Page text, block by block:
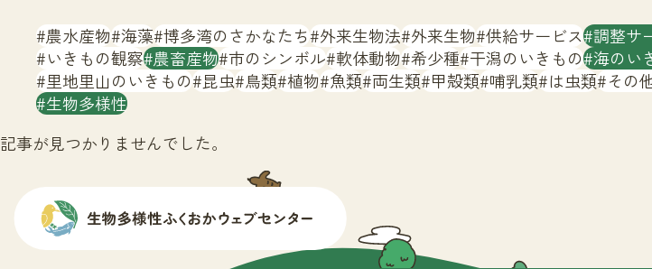
農水産物 海藻 博多湾のさかなたち 外来生物法 外来生物 供給サービス 調整サ
いきもの観察 農畜産物 市のシンボル 軟体動物 希少種 干潟のいきもの 海のい
里地里山のいきもの 昆虫 鳥類 植物 魚類 両生類 甲殻類 哺乳類 は虫類 その
生物多様性
記事が見つかりませんでした。